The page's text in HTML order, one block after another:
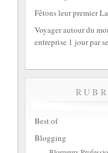
Fêtons leur premier
Voyager autour du
entreprise 1 jour par
Best of
Blogging